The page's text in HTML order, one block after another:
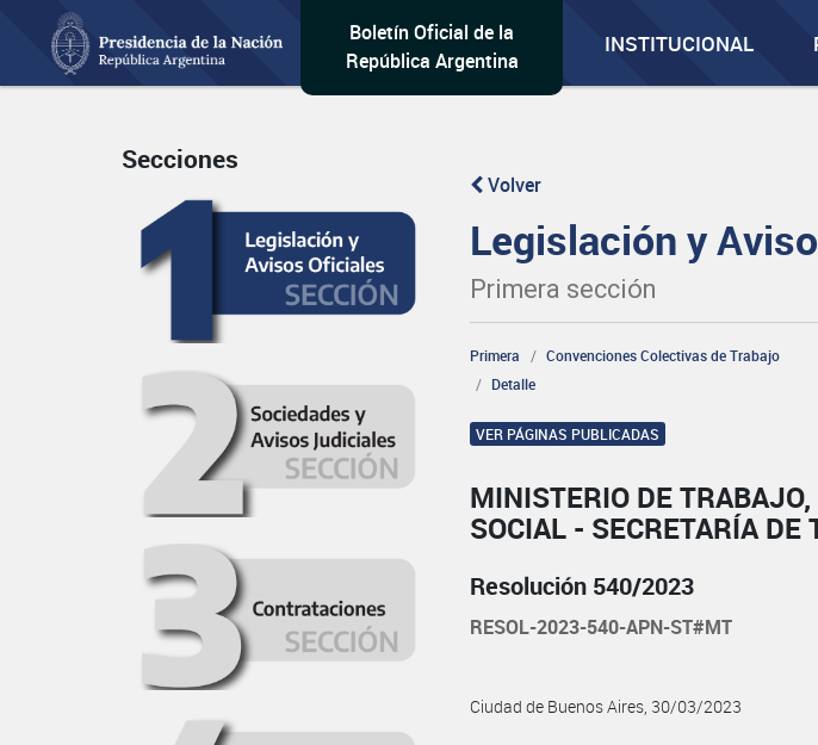
Boletín Oficial de la
República Argentina
INSTITUCIONAL
Secciones
Volver
Legislación y
Primera sección
Primera
Convenciones Colectivas de Trabajo
Detalle
VER PÁGINAS PUBLICADAS
MINISTERIO DE
SOCIAL - SECRETARÍA DE
Resolución 540/2023
RESOL-2023-540-APN-ST#MT
Ciudad de Buenos Aires, 30/03/2023